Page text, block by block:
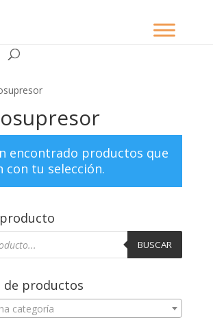
encontrado productos que
con tu selección.
BUSCAR
de productos
categoría